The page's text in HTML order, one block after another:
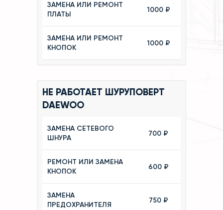
ЗАМЕНА ИЛИ РЕМОНТ
ПЛАТЫ
1000 ₽
ЗАМЕНА ИЛИ РЕМОНТ
КНОПОК
1000 ₽
НЕ РАБОТАЕТ ШУРУПОВЕРТ
DAEWOO
ЗАМЕНА СЕТЕВОГО
ШНУРА
700 ₽
РЕМОНТ ИЛИ ЗАМЕНА
КНОПОК
600 ₽
ЗАМЕНА
ПРЕДОХРАНИТЕЛЯ
750 ₽